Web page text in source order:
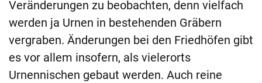
Veränderungen zu beobachten, denn vielfach
werden ja Urnen in bestehenden Gräbern
vergraben. Änderungen bei den Friedhöfen gibt
es vor allem insofern, als vielerorts
Urnennischen gebaut werden. Auch reine